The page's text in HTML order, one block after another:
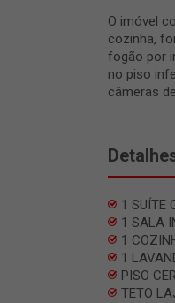
O imóvel
cozinha,
fogão por
no piso
câmeras
1 SUÍTE
1 SALA
1
1
PISO
TETO